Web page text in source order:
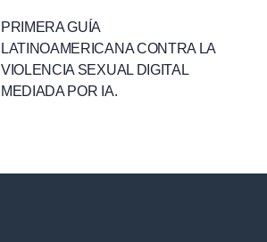
PRIMERA GUÍA
LATINOAMERICANA CONTRA LA
VIOLENCIA SEXUAL DIGITAL
MEDIADA POR IA.